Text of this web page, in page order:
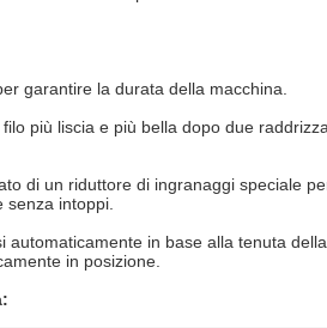
garantire la durata della macchina.
più liscia e più bella dopo due
di un riduttore di ingranaggi speciale
intoppi.
in base alla tenuta
in posizione.